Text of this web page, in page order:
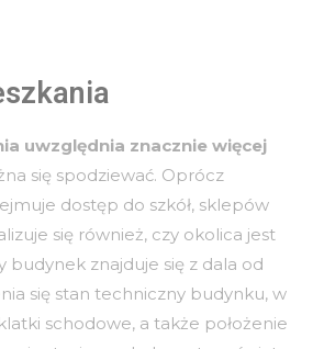
uwzględnia znacznie więcej
się spodziewać. Oprócz
dostęp do szkół, sklepów
się również, czy okolica jest
budynek znajduje się z dala od
się stan techniczny budynku, w
schodowe, a także położenie